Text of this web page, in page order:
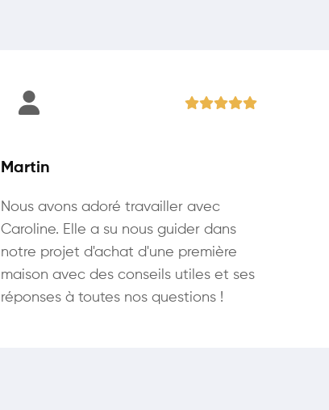
Martin
Nous avons adoré travailler avec
Caroline. Elle a su nous guider dans
notre projet d'achat d'une première
maison avec des conseils utiles et ses
réponses à toutes nos questions !